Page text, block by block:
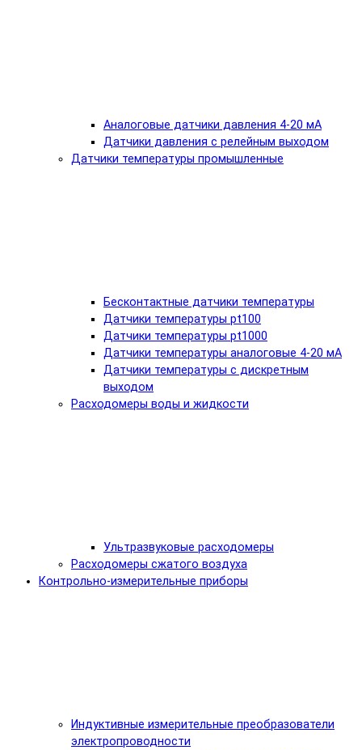
Аналоговые датчики давления 4-20 мА
Датчики давления с релейным выходом
Датчики температуры промышленные
Бесконтактные датчики температуры
Датчики температуры pt100
Датчики температуры pt1000
Датчики температуры аналоговые 4-20 мА
Датчики температуры с дискретным
выходом
Расходомеры воды и жидкости
Ультразвуковые расходомеры
Расходомеры сжатого воздуха
Контрольно-измерительные приборы
Индуктивные измерительные преобразователи
электропроводности